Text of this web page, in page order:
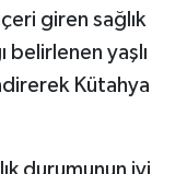
giren sağlık
belirlenen yaşlı
Kütahya